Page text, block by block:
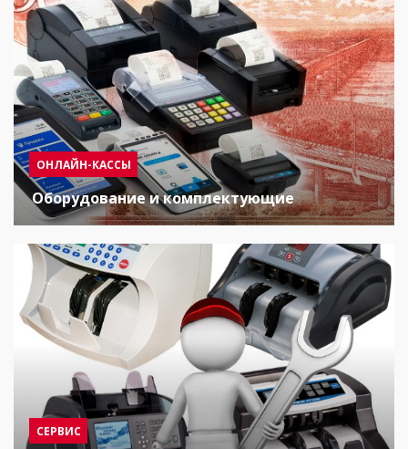
ОНЛАЙН-КАССЫ
Оборудование и комплектующие
СЕРВИС